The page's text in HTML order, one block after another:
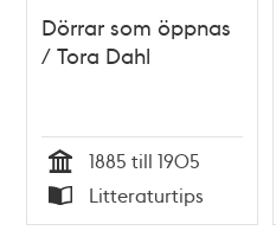
Dörrar som öppnas
/ Tora Dahl
Tid
1885 till 1905
Typ
Litteraturtips